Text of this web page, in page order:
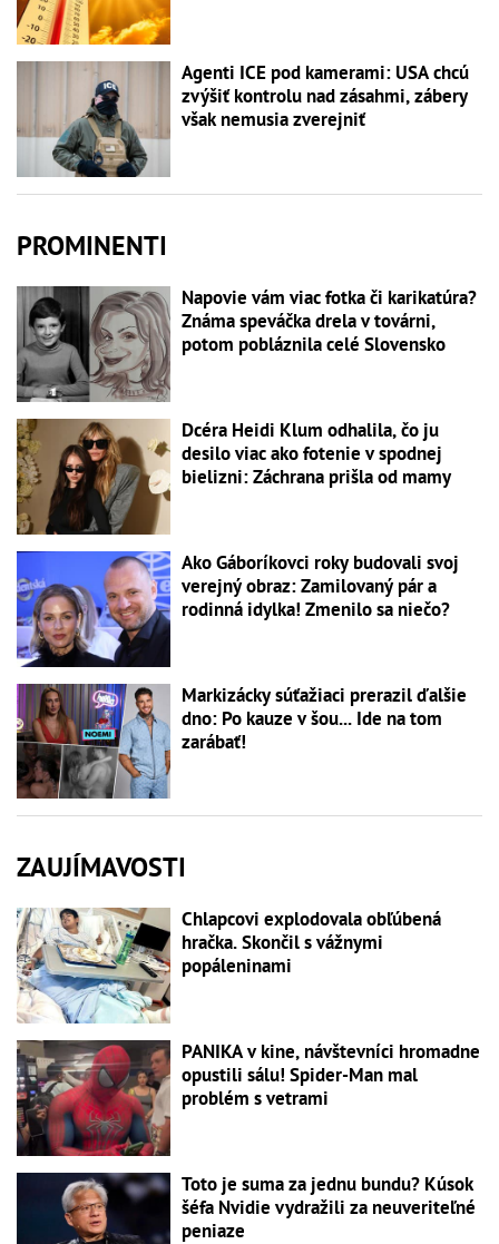
Agenti ICE pod kamerami: USA chcú
zvýšiť kontrolu nad zásahmi, zábery
však nemusia zverejniť
PROMINENTI
Napovie vám viac fotka či karikatúra?
Známa speváčka drela v továrni,
potom pobláznila celé Slovensko
Dcéra Heidi Klum odhalila, čo ju
desilo viac ako fotenie v spodnej
bielizni: Záchrana prišla od mamy
Ako Gáboríkovci roky budovali svoj
verejný obraz: Zamilovaný pár a
rodinná idylka! Zmenilo sa niečo?
Markizácky súťažiaci prerazil ďalšie
dno: Po kauze v šou... Ide na tom
zarábať!
ZAUJÍMAVOSTI
Chlapcovi explodovala obľúbená
hračka. Skončil s vážnymi
popáleninami
PANIKA v kine, návštevníci hromadne
opustili sálu! Spider-Man mal
problém s vetrami
Toto je suma za jednu bundu? Kúsok
šéfa Nvidie vydražili za neuveriteľné
peniaze